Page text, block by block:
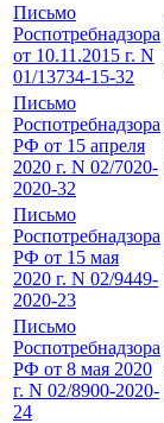
Письмо
Роспотребнадзора
от 10.11.2015 г. N
01/13734-15-32
Письмо
Роспотребнадзора
РФ от 15 апреля
2020 г. N 02/7020-
2020-32
Письмо
Роспотребнадзора
РФ от 15 мая
2020 г. N 02/9449-
2020-23
Письмо
Роспотребнадзора
РФ от 8 мая 2020
г. N 02/8900-2020-
24